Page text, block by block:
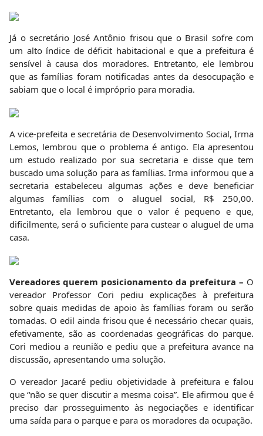
Já o secretário José Antônio frisou que o Brasil sofre com
um alto índice de déficit habitacional e que a prefeitura é
sensível à causa dos moradores. Entretanto, ele lembrou
que as famílias foram notificadas antes da desocupação e
sabiam que o local é impróprio para moradia.
A vice-prefeita e secretária de Desenvolvimento Social, Irma
Lemos, lembrou que o problema é antigo. Ela apresentou
um estudo realizado por sua secretaria e disse que tem
buscado uma solução para as famílias. Irma informou que a
secretaria estabeleceu algumas ações e deve beneficiar
algumas famílias com o aluguel social, R$ 250,00.
Entretanto, ela lembrou que o valor é pequeno e que,
dificilmente, será o suficiente para custear o aluguel de uma
casa.
Vereadores querem posicionamento da prefeitura – O
vereador Professor Cori pediu explicações à prefeitura
sobre quais medidas de apoio às famílias foram ou serão
tomadas. O edil ainda frisou que é necessário checar quais,
efetivamente, são as coordenadas geográficas do parque.
Cori mediou a reunião e pediu que a prefeitura avance na
discussão, apresentando uma solução.
O vereador Jacaré pediu objetividade à prefeitura e falou
que “não se quer discutir a mesma coisa”. Ele afirmou que é
preciso dar prosseguimento às negociações e identificar
uma saída para o parque e para os moradores da ocupação.